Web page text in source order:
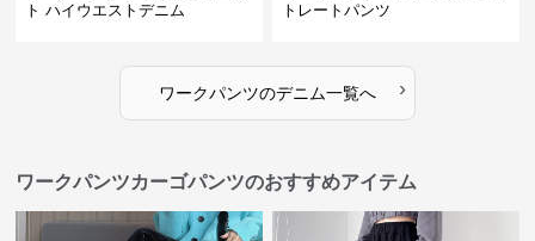
ト ハイウエストデニム
トレートパンツ
ワークパンツのデニム一覧へ ›
ワークパンツカーゴパンツのおすすめアイテム